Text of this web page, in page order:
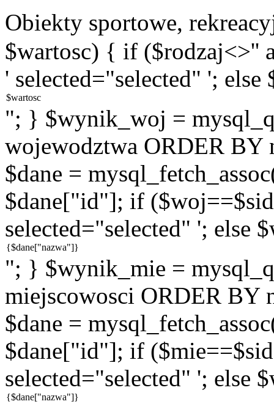
Obiekty sportowe,
$wartosc) { if ($rodzaj<>''
' selected="selected" ';
"; } $wynik_woj =
wojewodztwa ORDER
$dane =
$dane["id"]; if
selected="selected" '; else
"; } $wynik_mie =
miejscowosci ORDER BY
$dane =
$dane["id"]; if
selected="selected" '; else